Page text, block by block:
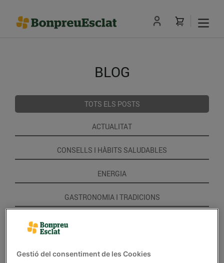
BLOG
TOTS ELS POSTS
ACTUALITAT
CONSELLS I HÀBITS SALUDABLES
ENERGIA
GASTRONOMIA I TRADICIONS
Gestió del consentiment de les Cookies